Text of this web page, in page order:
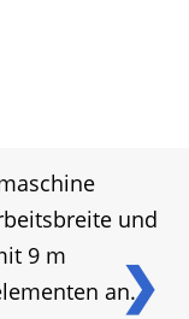
❯
und
9 m
an.